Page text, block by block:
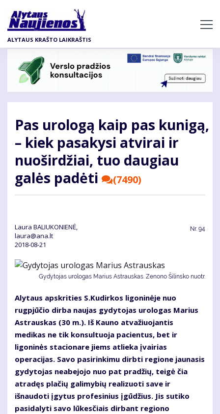
pagrindinį
turinį
ALYTAUS KRAŠTO LAIKRAŠTIS
Pas urologą kaip pas kunigą,
– kiek pasakysi atvirai ir
nuoširdžiai, tuo daugiau
galės padėti
(7490)
Laura BALIUKONIENĖ,
laura@ana.lt
2018-08-21
Nr. 94
Gydytojas urologas Marius Astrauskas. Zenono Šilinsko nuotr.
Alytaus apskrities S.Kudirkos ligoninėje nuo
rugpjūčio dirba naujas gydytojas urologas Marius
Astrauskas (30 m.). Iš Kauno atvažiuojantis
medikas ne tik konsultuoja pacientus, bet ir
ligoninės stacionare jiems atlieka įvairias
operacijas. Savo pasirinkimu dirbti regione jaunasis
gydytojas neabejojo nuo pat pradžių, teigė čia
atradęs plačių galimybių realizuoti save ir
išnaudoti įgytus profesinius įgūdžius. Jis sutiko
pasidalyti savo lūkesčiais dirbant regiono